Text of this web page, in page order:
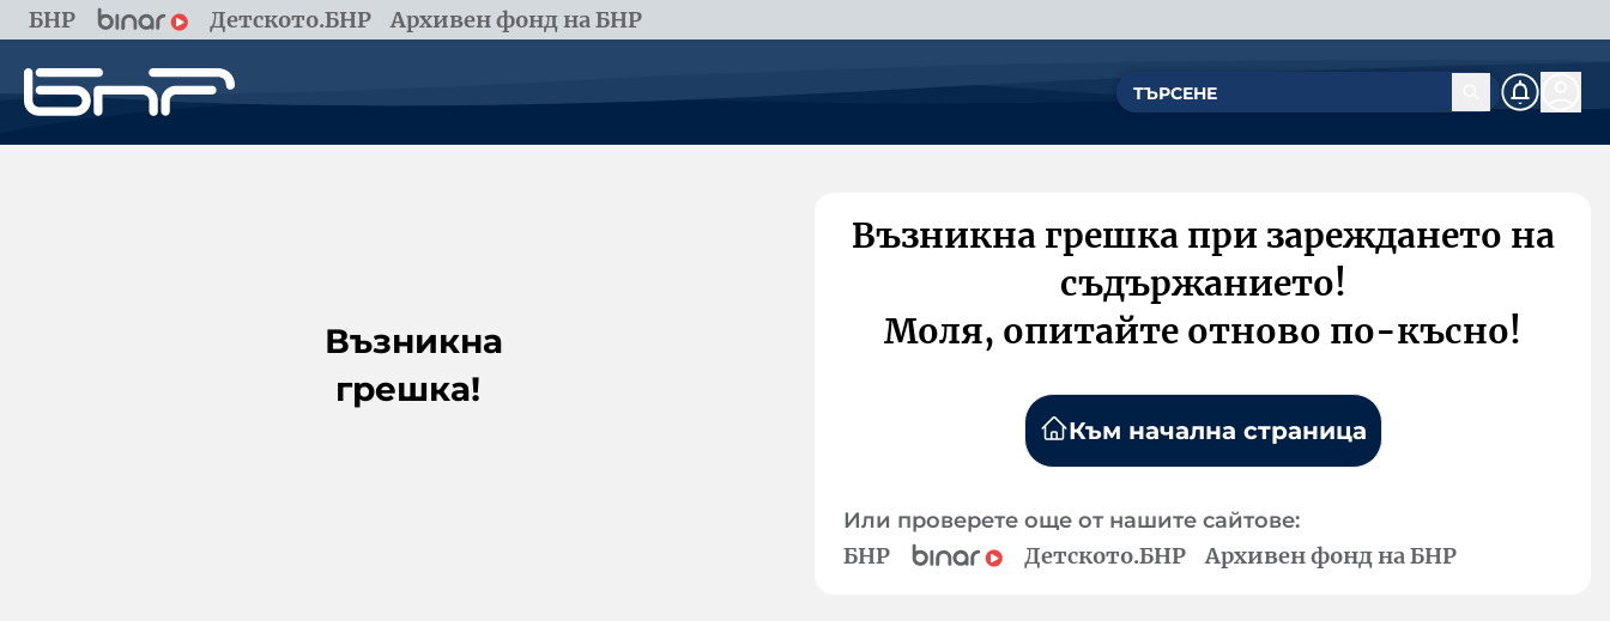
БНР Детското.БНР Архивен фонд на БНР
Възникна
грешка!
Възникна грешка при зареждането на
съдържанието!
Моля, опитайте отново по-късно!
Към начална страница
Или проверете още от нашите сайтове:
БНР Детското.БНР Архивен фонд на БНР